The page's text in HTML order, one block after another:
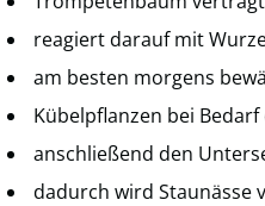
reagiert darauf mit
am besten morgens
Kübelpflanzen bei
anschließend den
dadurch wird Staunässe